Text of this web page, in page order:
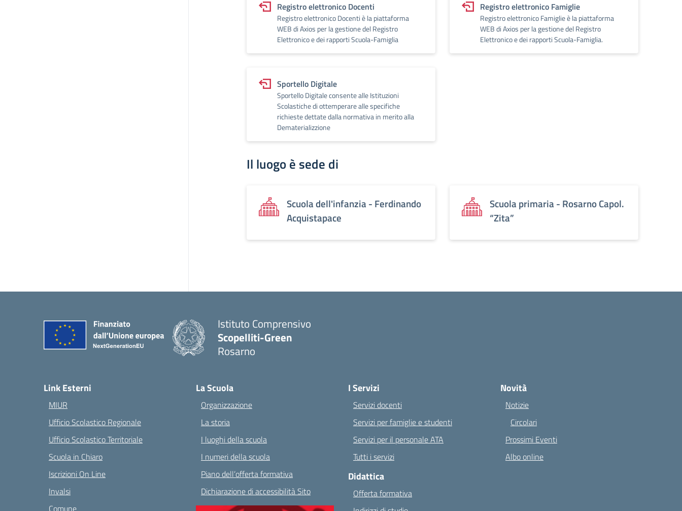
Registro elettronico Docenti
Registro elettronico Docenti è la piattaforma
WEB di Axios per la gestione del Registro
Elettronico e dei rapporti Scuola-Famiglia
Registro elettronico Famiglie
Registro elettronico Famiglie è la piattaforma
WEB di Axios per la gestione del Registro
Elettronico e dei rapporti Scuola-Famiglia.
Sportello Digitale
Sportello Digitale consente alle Istituzioni
Scolastiche di ottemperare alle specifiche
richieste dettate dalla normativa in merito alla
Dematerializzione
Il luogo è sede di
Scuola dell'infanzia - Ferdinando
Acquistapace
Scuola primaria - Rosarno Capol.
“Zita”
Istituto Comprensivo
Scopelliti-Green
Rosarno
Link Esterni
MIUR
Ufficio Scolastico Regionale
Ufficio Scolastico Territoriale
Scuola in Chiaro
Iscrizioni On Line
Invalsi
Comune
La Scuola
Organizzazione
La storia
I luoghi della scuola
I numeri della scuola
Piano dell’offerta formativa
Dichiarazione di accessibilità Sito
I Servizi
Servizi docenti
Servizi per famiglie e studenti
Servizi per il personale ATA
Tutti i servizi
Didattica
Offerta formativa
Novità
Notizie
Circolari
Prossimi Eventi
Albo online